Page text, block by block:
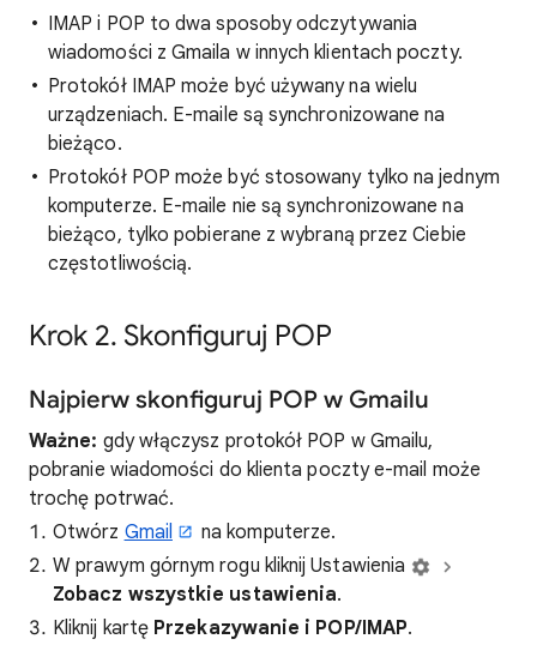
IMAP i POP to dwa sposoby odczytywania
wiadomości z Gmaila w innych klientach poczty.
Protokół IMAP może być używany na wielu
urządzeniach. E-maile są synchronizowane na
bieżąco.
Protokół POP może być stosowany tylko na jednym
komputerze. E-maile nie są synchronizowane na
bieżąco, tylko pobierane z wybraną przez Ciebie
częstotliwością.
Krok 2. Skonfiguruj POP
Najpierw skonfiguruj POP w Gmailu
Ważne: gdy włączysz protokół POP w Gmailu,
pobranie wiadomości do klienta poczty e-mail może
trochę potrwać.
Otwórz Gmail
na komputerze.
W prawym górnym rogu kliknij Ustawienia
Zobacz wszystkie ustawienia.
Kliknij kartę Przekazywanie i POP/IMAP.